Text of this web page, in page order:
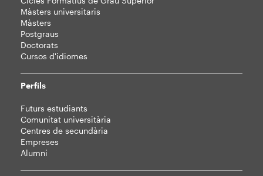
Màsters universitaris
Màsters
Postgraus
Doctorats
Cursos d'idiomes
Perfils
Futurs estudiants
Comunitat universitària
Centres de secundària
Empreses
Alumni